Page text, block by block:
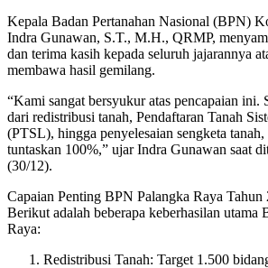
Kepala Badan Pertanahan Nasional (BPN)
Indra Gunawan, S.T., M.H., QRMP,
dan terima kasih kepada seluruh jajarannya
membawa hasil gemilang.
“Kami sangat bersyukur atas pencapaian ini.
dari redistribusi tanah, Pendaftaran Tanah
(PTSL), hingga penyelesaian sengketa
tuntaskan 100%,” ujar Indra Gunawan saat
(30/12).
Capaian Penting BPN Palangka Raya Tahun
Berikut adalah beberapa keberhasilan utama
Raya:
Redistribusi Tanah: Target 1.500